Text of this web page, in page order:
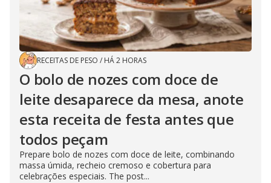
RECEITAS DE PESO / HÁ 2 HORAS
O bolo de nozes com doce de
leite desaparece da mesa, anote
esta receita de festa antes que
todos peçam
Prepare bolo de nozes com doce de leite, combinando
massa úmida, recheio cremoso e cobertura para
celebrações especiais. The post...